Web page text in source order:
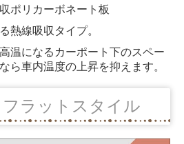
ポリカーボネート板
熱線吸収タイプ。
温になるカーポート下のスペー
ら車内温度の上昇を抑えます。
ラットスタイル